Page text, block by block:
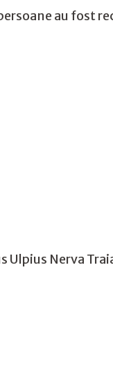
au fost
Ulpius Nerva